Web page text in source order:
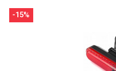
-15%